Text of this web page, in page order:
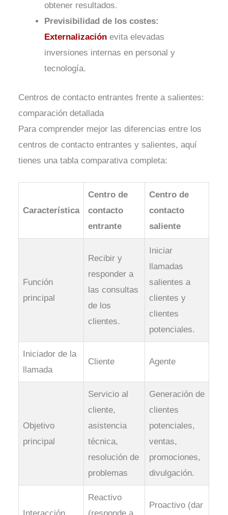
obtener resultados.
Previsibilidad de los costes:
Externalización evita elevadas
inversiones internas en personal y
tecnología.
Centros de contacto entrantes frente a salientes:
comparación detallada
Para comprender mejor las diferencias entre los
centros de contacto entrantes y salientes, aquí
tienes una tabla comparativa completa:
Característica
Centro de
contacto
entrante
Centro de
contacto
saliente
Función
principal
Recibir y
responder a
las consultas
de los
clientes.
Iniciar
llamadas
salientes a
clientes y
clientes
potenciales.
Iniciador de la
llamada
Cliente Agente
Objetivo
principal
Servicio al
cliente,
asistencia
técnica,
resolución de
problemas
Generación de
clientes
potenciales,
ventas,
promociones,
divulgación.
Reactivo
Proactivo (dar